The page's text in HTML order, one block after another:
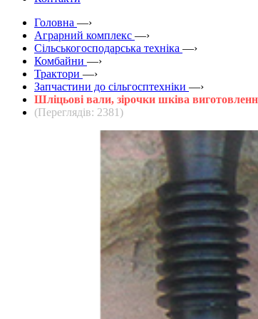
Головна —›
Аграрний комплекс —›
Сільськогосподарська техніка —›
Комбайни —›
Трактори —›
Запчастини до сільгосптехніки —›
Шліцьові вали, зірочки шківа
(Переглядів: 2381)